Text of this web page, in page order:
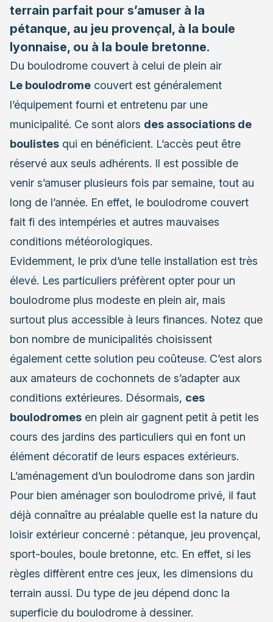
terrain parfait pour s’amuser à la
pétanque, au jeu provençal, à la boule
lyonnaise, ou à la boule bretonne.
Du boulodrome couvert à celui de plein air
Le boulodrome couvert est généralement
l’équipement fourni et entretenu par une
municipalité. Ce sont alors des associations de
boulistes qui en bénéficient. L’accès peut être
réservé aux seuls adhérents. Il est possible de
venir s’amuser plusieurs fois par semaine, tout au
long de l’année. En effet, le boulodrome couvert
fait fi des intempéries et autres mauvaises
conditions météorologiques.
Evidemment, le prix d’une telle installation est très
élevé. Les particuliers préfèrent opter pour un
boulodrome plus modeste en plein air, mais
surtout plus accessible à leurs finances. Notez que
bon nombre de municipalités choisissent
également cette solution peu coûteuse. C’est alors
aux amateurs de cochonnets de s’adapter aux
conditions extérieures. Désormais, ces
boulodromes en plein air gagnent petit à petit les
cours des jardins des particuliers qui en font un
élément décoratif de leurs espaces extérieurs.
L’aménagement d’un boulodrome dans son jardin
Pour bien aménager son boulodrome privé, il faut
déjà connaître au préalable quelle est la nature du
loisir extérieur concerné : pétanque, jeu provençal,
sport-boules, boule bretonne, etc. En effet, si les
règles diffèrent entre ces jeux, les dimensions du
terrain aussi. Du type de jeu dépend donc la
superficie du boulodrome à dessiner.